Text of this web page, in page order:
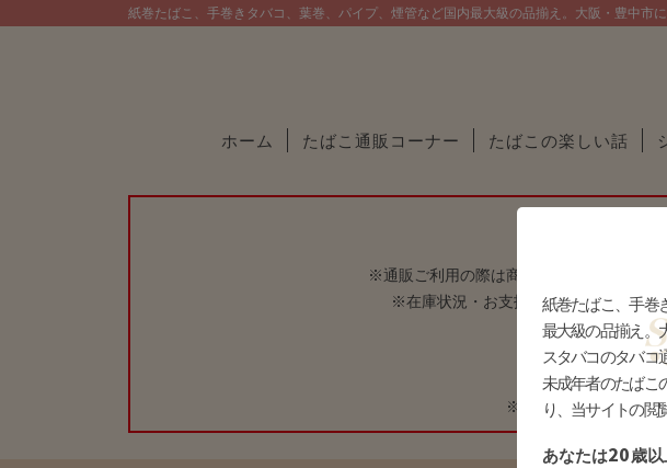
紙巻たばこ、手巻きタバコ、葉巻、パイプ、煙管など国内最大級の品揃え。大阪・豊中市
ホーム たばこ通販コーナー たばこの楽しい話
【通販業
※通販ご利用の際は商品準備に時間を要す
※在庫状況・お支払方法によっては8月
【 庄内店
【 十三
※庄内店は8月10日(月)
紙巻たばこ、手巻
最大級の品揃え。
スタバコのタバコ
未成年者のたばこ
り、当サイトの閲
あなたは20歳